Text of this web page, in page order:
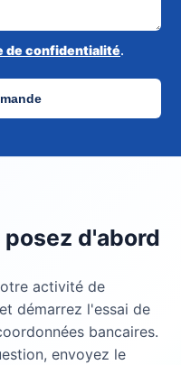
de confidentialité.
d'abord
activité de
démarrez l'essai de
bancaires.
envoyez le